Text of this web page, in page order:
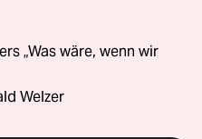
„Was wäre, wenn wir
Welzer